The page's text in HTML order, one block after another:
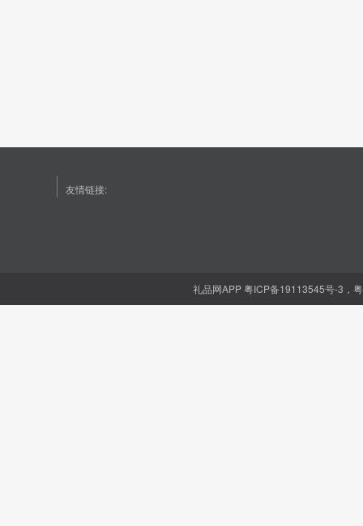
友情链接:
礼品网APP粤ICP备19113545号-3，